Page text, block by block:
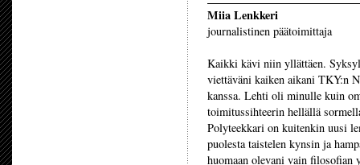
Miia Lenkkeri
journalistinen päätoimittaja
Kaikki kävi niin yllättäen.
viettäväni kaiken aikani TKY:n
kanssa. Lehti oli minulle kuin
toimitussihteerin hellällä
Polyteekkari on kuitenkin uusi
puolesta taistelen kynsin ja
huomaan olevani vain filosofian